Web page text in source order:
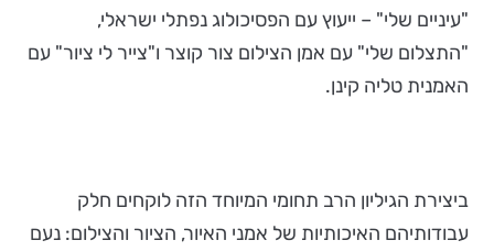
"עיניים שלי" – ייעוץ עם הפסיכולוג נפתלי ישראלי,
"התצלום שלי" עם אמן הצילום צור קוצר ו"צייר לי ציור" עם
האמנית טליה קינן.
ביצירת הגיליון הרב תחומי המיוחד הזה לוקחים חלק
עבודותיהם האיכותיות של אמני האיור, הציור והצילום: נעם